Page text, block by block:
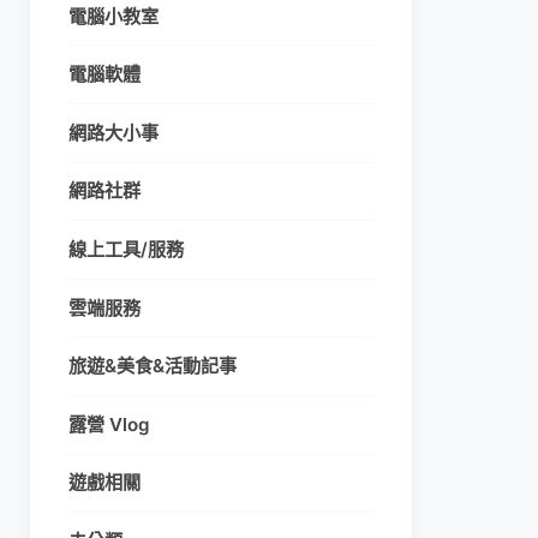
電腦小教室
電腦軟體
網路大小事
網路社群
線上工具/服務
雲端服務
旅遊&美食&活動記事
露營 Vlog
遊戲相關